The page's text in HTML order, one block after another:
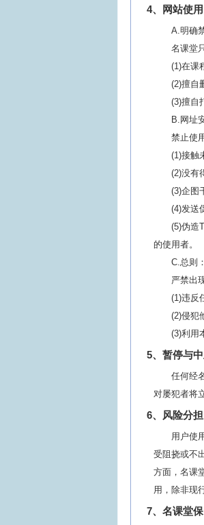
4、网站使用
A.明确
名课堂
(1)在课
(2)擅自
(3)擅自
B.网址
禁止使
(1)接触
(2)没有
(3)企图
(4)发送
(5)伪造
的使用者。
C.总则：
严禁出
(1)违反
(2)侵犯
(3)利用
5、暂停与中
任何经
对屡犯者将
6、风险分担
用户使
受阻挠或不
方面，名课
用，除非现
7、名课堂